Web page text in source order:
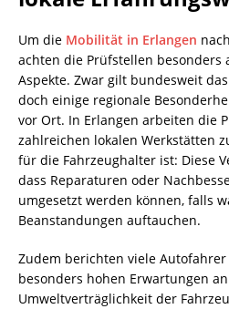
Um die Mobilität in Erlangen
achten die Prüfstellen besonders
Aspekte. Zwar gilt bundesweit
doch einige regionale
vor Ort. In Erlangen arbeiten die
zahlreichen lokalen Werkstätten
für die Fahrzeughalter ist: Diese
dass Reparaturen oder
umgesetzt werden können, falls
Beanstandungen auftauchen.
Zudem berichten viele
besonders hohen Erwartungen
Umweltverträglichkeit der